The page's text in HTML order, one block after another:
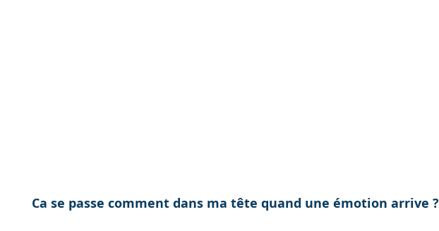
Ca se passe comment dans ma tête quand une émotion arrive ?